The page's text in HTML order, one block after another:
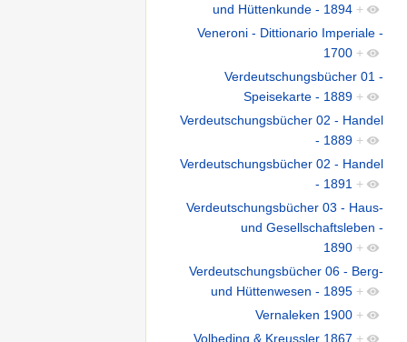
und Hüttenkunde - 1894 +
Veneroni - Dittionario Imperiale -
1700 +
Verdeutschungsbücher 01 -
Speisekarte - 1889 +
Verdeutschungsbücher 02 - Handel
- 1889 +
Verdeutschungsbücher 02 - Handel
- 1891 +
Verdeutschungsbücher 03 - Haus-
und Gesellschaftsleben -
1890 +
Verdeutschungsbücher 06 - Berg-
und Hüttenwesen - 1895 +
Vernaleken 1900 +
Volbeding & Kreussler 1867 +